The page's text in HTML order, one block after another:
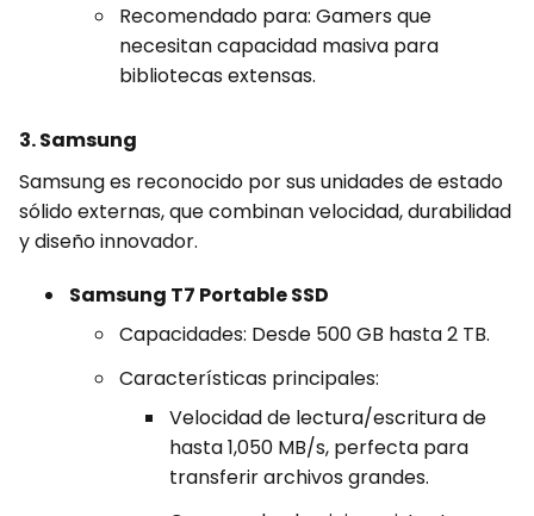
Recomendado para: Gamers que
necesitan capacidad masiva para
bibliotecas extensas.
3. Samsung
Samsung es reconocido por sus unidades de estado
sólido externas, que combinan velocidad, durabilidad
y diseño innovador.
Samsung T7 Portable SSD
Capacidades: Desde 500 GB hasta 2 TB.
Características principales:
Velocidad de lectura/escritura de
hasta 1,050 MB/s, perfecta para
transferir archivos grandes.